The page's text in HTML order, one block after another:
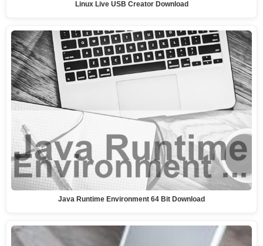
Linux Live USB Creator Download
Java Runtime Environment 64 Bit Download